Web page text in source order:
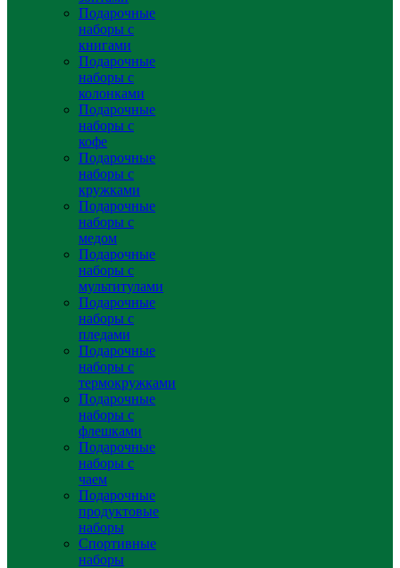
Подарочные
наборы с
книгами
Подарочные
наборы с
колонками
Подарочные
наборы с
кофе
Подарочные
наборы с
кружками
Подарочные
наборы с
медом
Подарочные
наборы с
мультитулами
Подарочные
наборы с
пледами
Подарочные
наборы с
термокружками
Подарочные
наборы с
флешками
Подарочные
наборы с
чаем
Подарочные
продуктовые
наборы
Спортивные
наборы